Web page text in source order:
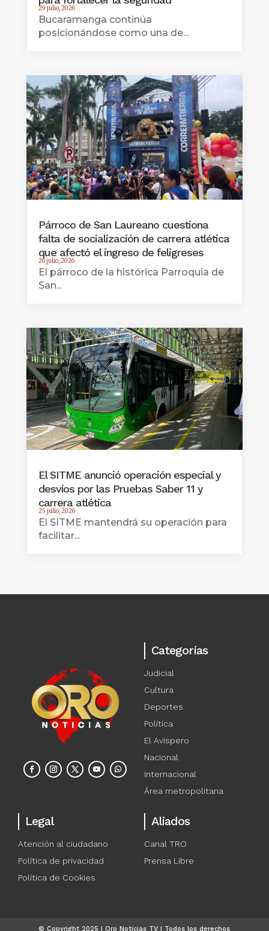
29 julio, 2026
Bucaramanga continúa
posicionándose como una de...
Párroco de San Laureano cuestiona
falta de socialización de carrera atlética
que afectó el ingreso de feligreses
26 julio, 2026
El párroco de la histórica Parroquia de
San...
El SITME anunció operación especial y
desvíos por las Pruebas Saber 11 y
carrera atlética
25 julio, 2026
El SITME mantendrá su operación para
facilitar...
Categorías
Judicial
Cultura
Deportes
Política
El Avispero
Nacional
Internacional
Área metropolitana
Legal
Atención al ciudadano
Política de privacidad
Política de Cookies
Aliados
Canal TRO
Prensa Libre
© Copyright 2025 | Oro Noticias TV | Todos los derechos